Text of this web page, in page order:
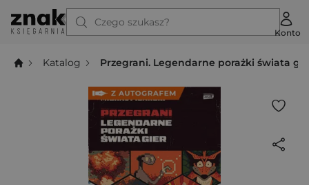
Czego szukasz?
Konto
Katalog Przegrani. Legendarne porażki świata